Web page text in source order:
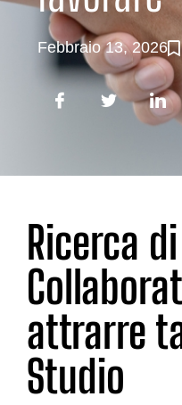
Febbraio 13, 2026
Ricerca di
attrarre
Studio